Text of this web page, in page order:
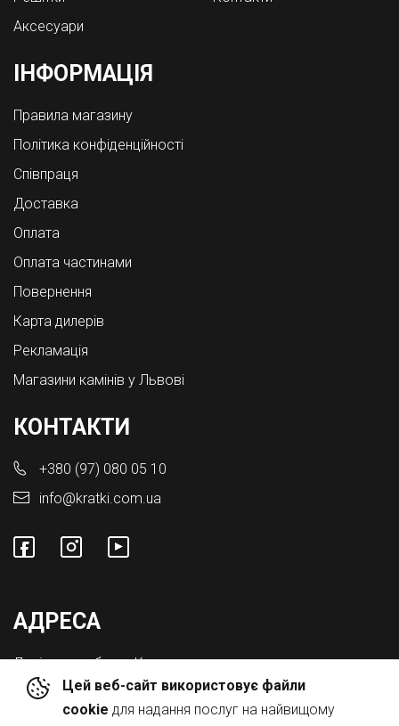
Цей веб-сайт використовує файли
cookie для надання послуг на найвищому
Аксесуари
ІНФОРМАЦІЯ
Правила магазину
Політика конфіденційності
Співпраця
Доставка
Оплата
Оплата частинами
Повернення
Карта дилерів
Рекламація
Магазини камінів у Львові
КОНТАКТИ
+380 (97) 080 05 10
info@kratki.com.ua
АДРЕСА
Львівська обл., с. Конопниця,
Вул. Городоцька 8а